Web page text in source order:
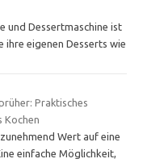
und Dessertmaschine ist
ihre eigenen Desserts wie
Praktisches
Kochen
Wert auf eine
einfache Möglichkeit,